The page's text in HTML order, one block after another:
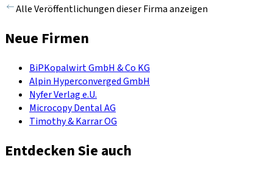
Alle Veröffentlichungen dieser Firma anzeigen
Neue Firmen
BiPKopalwirt GmbH & Co KG
Alpin Hyperconverged GmbH
Nyfer Verlag e.U.
Microcopy Dental AG
Timothy & Karrar OG
Entdecken Sie auch